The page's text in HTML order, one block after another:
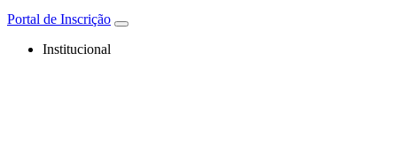
Portal de Inscrição
Institucional